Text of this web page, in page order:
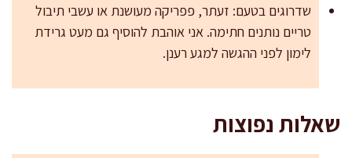
שדרוגים בטעם: זעתר, פפריקה מעושנת או עשבי תיבול
טריים נותנים חתימה. אני אוהבת להוסיף גם מעט גרידת
לימון לפני ההגשה למגע רענן.
שאלות נפוצות